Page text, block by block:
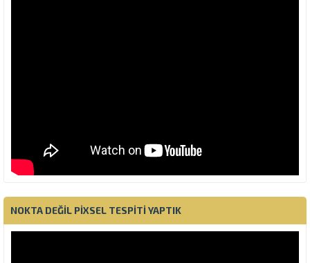
NOKTA DEĞIL PIXSEL TESPITI YAPTIK